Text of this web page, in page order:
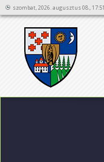
szombat, 2026. augusztus 08.,